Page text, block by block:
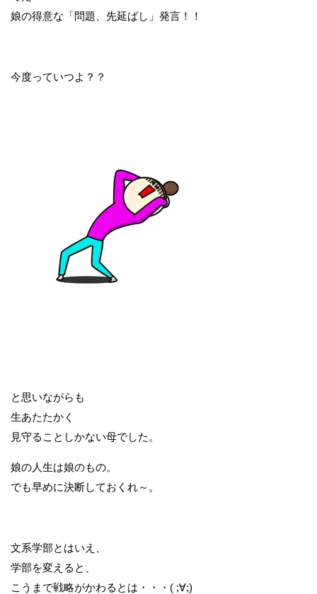
娘の得意な「問題、先延ばし」発言！！
今度っていつよ？？
と思いながらも
生あたたかく
見守ることしかない母でした。
娘の人生は娘のもの。
でも早めに決断しておくれ～。
文系学部とはいえ、
学部を変えると、
こうまで戦略がかわるとは・・・( ;∀;)